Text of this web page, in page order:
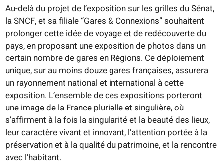
Au-delà du projet de l’exposition sur les grilles du Sénat,
la SNCF, et sa filiale “Gares & Connexions” souhaitent
prolonger cette idée de voyage et de redécouverte du
pays, en proposant une exposition de photos dans un
certain nombre de gares en Régions. Ce déploiement
unique, sur au moins douze gares françaises, assurera
un rayonnement national et international à cette
exposition. L’ensemble de ces expositions porteront
une image de la France plurielle et singulière, où
s’affirment à la fois la singularité et la beauté des lieux,
leur caractère vivant et innovant, l’attention portée à la
préservation et à la qualité du patrimoine, et la rencontre
avec l’habitant.